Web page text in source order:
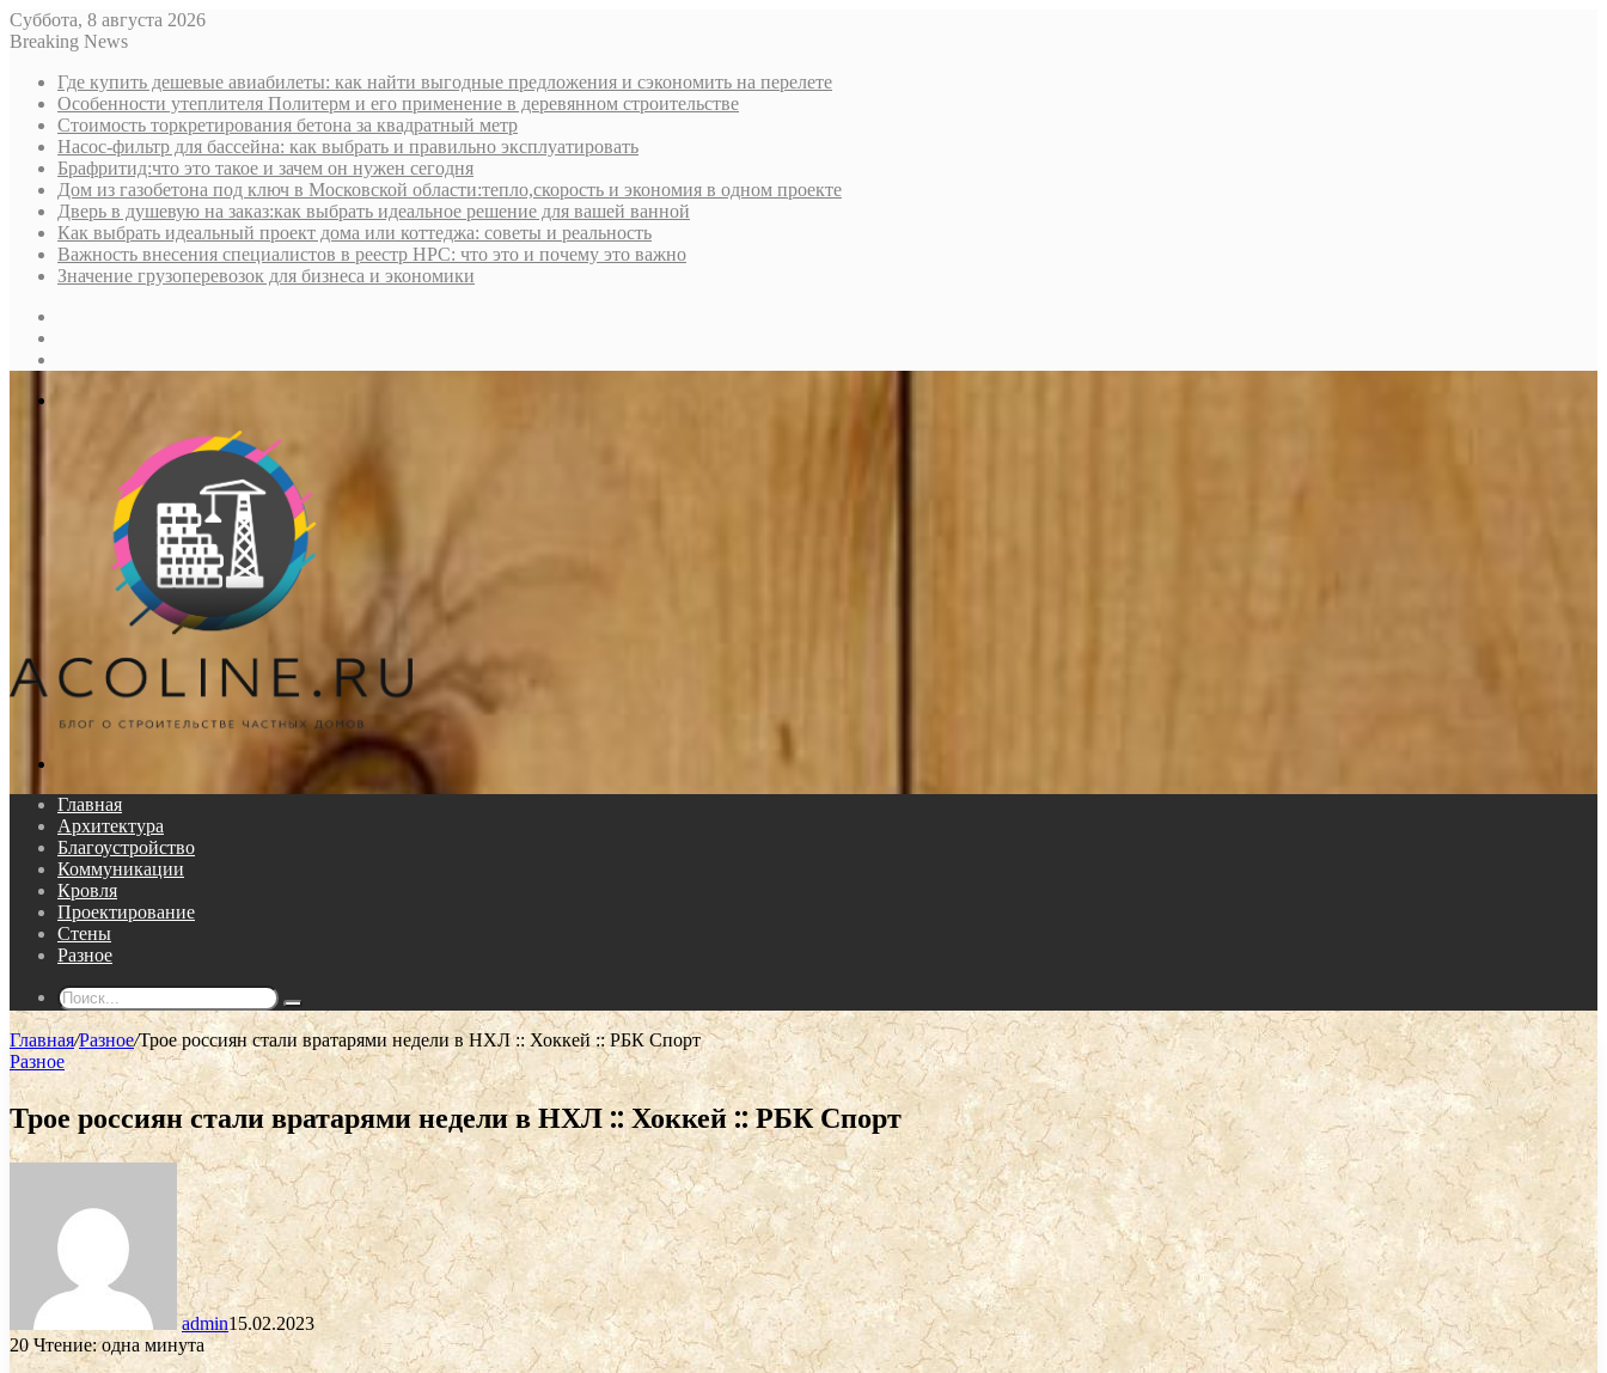
Суббота, 8 августа 2026
Breaking News
Где купить дешевые авиабилеты: как найти выгодные предложения и сэкономить на перелете
Особенности утеплителя Политерм и его применение в деревянном строительстве
Стоимость торкретирования бетона за квадратный метр
Насос-фильтр для бассейна: как выбрать и правильно эксплуатировать
Брафритид:что это такое и зачем он нужен сегодня
Дом из газобетона под ключ в Московской области:тепло,скорость и экономия в одном проекте
Дверь в душевую на заказ:как выбрать идеальное решение для вашей ванной
Как выбрать идеальный проект дома или коттеджа: советы и реальность
Важность внесения специалистов в реестр НРС: что это и почему это важно
Значение грузоперевозок для бизнеса и экономики
Главная
Архитектура
Благоустройство
Коммуникации
Кровля
Проектирование
Стены
Разное
Поиск...
Главная/Разное/Трое россиян стали вратарями недели в НХЛ :: Хоккей :: РБК Спорт
Разное
Трое россиян стали вратарями недели в НХЛ :: Хоккей :: РБК Спорт
admin15.02.2023
20Чтение: одна минута